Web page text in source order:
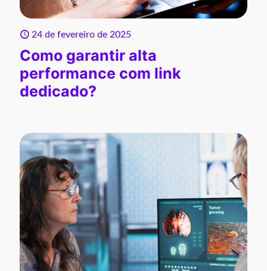
24 de fevereiro de 2025
Como garantir alta
performance com link
dedicado?